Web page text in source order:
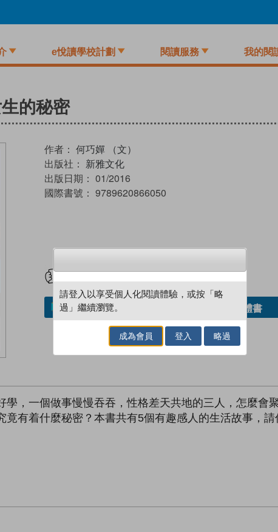
e悅讀學校計劃 閱讀服務 我的閱
的秘密
作者： 何巧嬋 （文）
出版社： 新雅文化
出版日期： 01/2016
國際書號： 9789620866050
加入／閱讀電子書 借閱實體書
，一個做事慢慢吞吞，性格差天共地的三人，怎麼會
有着什麼秘密？本書共有5個有趣感人的生活故事，請
請登入以享受個人化閱讀體驗，或按「略
過」繼續瀏覽。
成為會員 登入 略過